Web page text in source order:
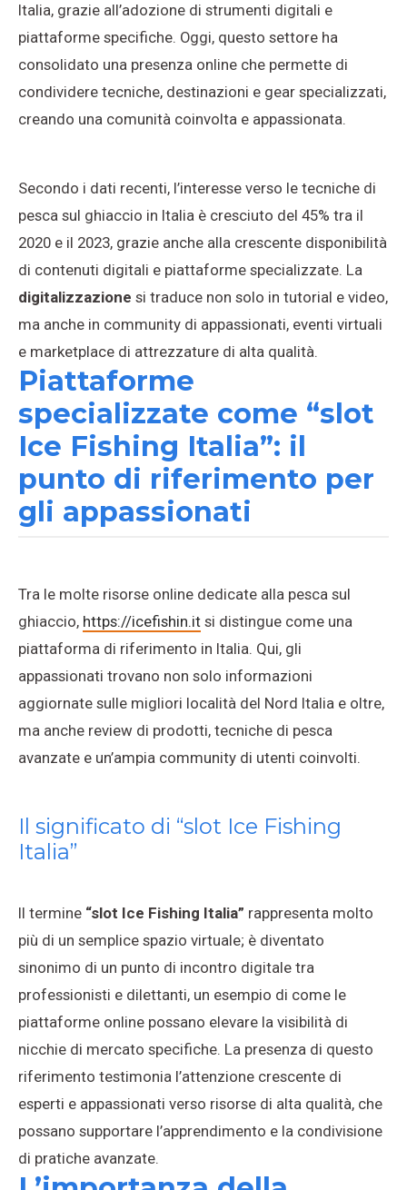
Italia, grazie all’adozione di strumenti digitali e
piattaforme specifiche. Oggi, questo settore ha
consolidato una presenza online che permette di
condividere tecniche, destinazioni e gear specializzati,
creando una comunità coinvolta e appassionata.
Secondo i dati recenti, l’interesse verso le tecniche di
pesca sul ghiaccio in Italia è cresciuto del 45% tra il
2020 e il 2023, grazie anche alla crescente disponibilità
di contenuti digitali e piattaforme specializzate. La
digitalizzazione si traduce non solo in tutorial e video,
ma anche in community di appassionati, eventi virtuali
e marketplace di attrezzature di alta qualità.
Piattaforme
specializzate come “slot
Ice Fishing Italia”: il
punto di riferimento per
gli appassionati
Tra le molte risorse online dedicate alla pesca sul
ghiaccio, https://icefishin.it si distingue come una
piattaforma di riferimento in Italia. Qui, gli
appassionati trovano non solo informazioni
aggiornate sulle migliori località del Nord Italia e oltre,
ma anche review di prodotti, tecniche di pesca
avanzate e un’ampia community di utenti coinvolti.
Il significato di “slot Ice Fishing
Italia”
Il termine “slot Ice Fishing Italia” rappresenta molto
più di un semplice spazio virtuale; è diventato
sinonimo di un punto di incontro digitale tra
professionisti e dilettanti, un esempio di come le
piattaforme online possano elevare la visibilità di
nicchie di mercato specifiche. La presenza di questo
riferimento testimonia l’attenzione crescente di
esperti e appassionati verso risorse di alta qualità, che
possano supportare l’apprendimento e la condivisione
di pratiche avanzate.